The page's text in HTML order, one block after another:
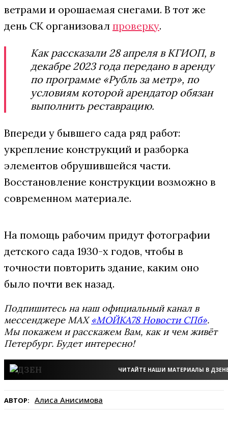
ветрами и орошаемая снегами. В тот же
день СК организовал проверку.
Как рассказали 28 апреля в КГИОП, в
декабре 2023 года передано в аренду
по программе «Рубль за метр», по
условиям которой арендатор обязан
выполнить реставрацию.
Впереди у бывшего сада ряд работ:
укрепление конструкций и разборка
элементов обрушившейся части.
Восстановление конструкции возможно в
современном материале.
На помощь рабочим придут фотографии
детского сада 1930-х годов, чтобы в
точности повторить здание, каким оно
было почти век назад.
Подпишитесь на наш официальный канал в
мессенджере MAX«МОЙКА78 Новости СПб».
Мы покажем и расскажем Вам, как и чем живёт
Петербург. Будет интересно!
ЧИТАЙТЕ НАШИ МАТЕРИАЛЫ В
АВТОР: Алиса Анисимова